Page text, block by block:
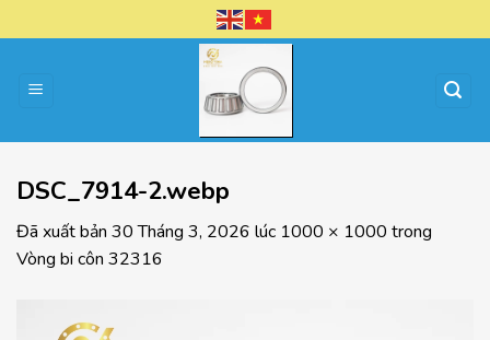
đến
dung
DSC_7914-2.webp
Đã xuất bản 30 Tháng 3, 2026 lúc 1000 × 1000 trong
Vòng bi côn 32316